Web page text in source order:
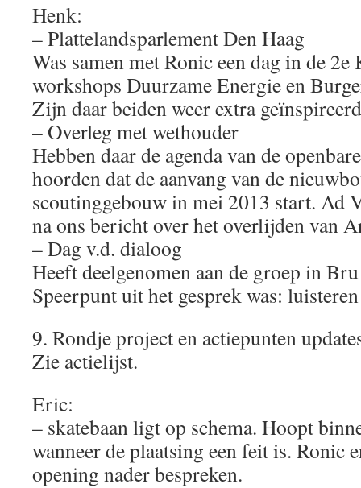
Henk:
– Plattelandsparlement Den Haag
Was samen met Ronic een dag in de 2e
workshops Duurzame Energie en
Zijn daar beiden weer extra
– Overleg met wethouder
Hebben daar de agenda van de
hoorden dat de aanvang van de
scoutinggebouw in mei 2013 start. Ad
na ons bericht over het overlijden van
– Dag v.d. dialoog
Heeft deelgenomen aan de groep in
Speerpunt uit het gesprek was:
9. Rondje project en actiepunten
Zie actielijst.
Eric:
– skatebaan ligt op schema. Hoopt
wanneer de plaatsing een feit is. Ronic
opening nader bespreken.